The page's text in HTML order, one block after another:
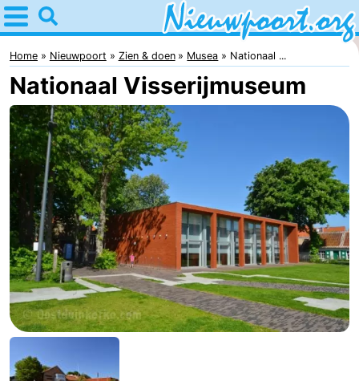
Home
Nieuwpoort
Tips
Voor
kinderen
Overnachten
Appartementen
-
Holiday
Suites
Nieuwpoort
-
Holiday
Suites
Bed
(&
Campings
Home Nieuwpoort Zien & doen Musea Nationaal ...
Nationaal Visserijmuseum